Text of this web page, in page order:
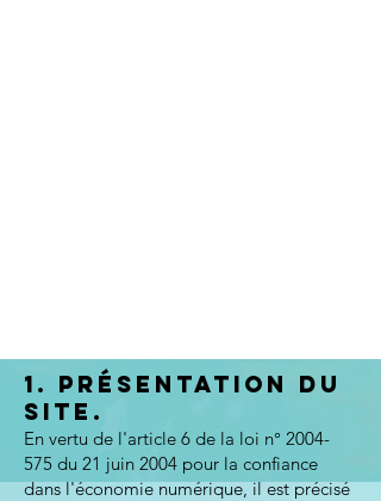
1. Présentation du
site.
En vertu de l'article 6 de la loi n° 2004-
575 du 21 juin 2004 pour la confiance
dans l'économie numérique, il est précisé